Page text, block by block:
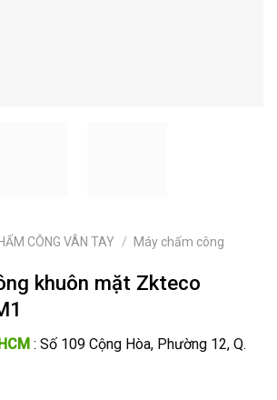
CÔNG VÂN TAY /
Máy chấm công
khuôn mặt Zkteco
HCM : Số 109 Cộng Hòa, Phường 12, Q.